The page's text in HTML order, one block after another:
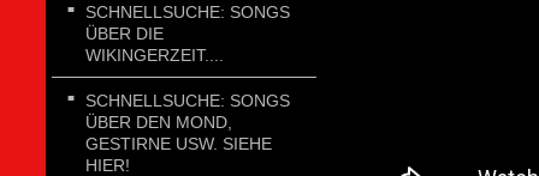
SCHNELLSUCHE: SONGS
ÜBER DIE
WIKINGERZEIT....
SCHNELLSUCHE: SONGS
ÜBER DEN MOND,
GESTIRNE USW. SIEHE
HIER!